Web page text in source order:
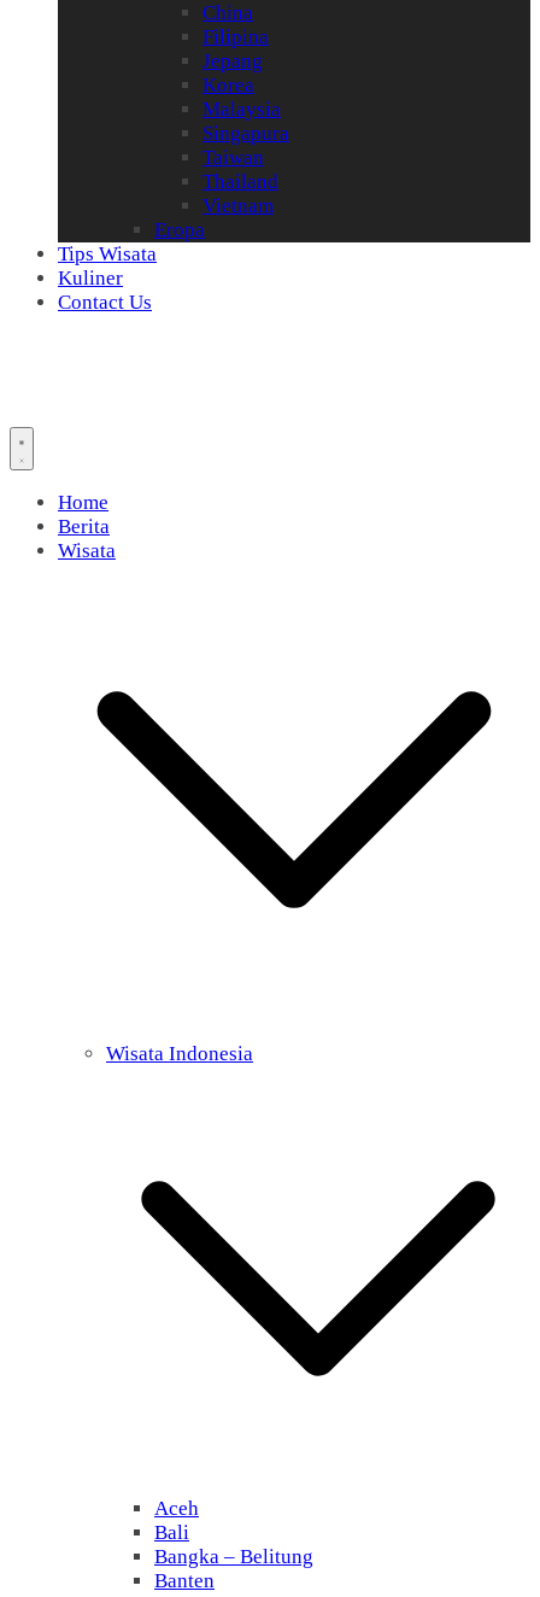
China
Filipina
Jepang
Korea
Malaysia
Singapura
Taiwan
Thailand
Vietnam
Eropa
Tips Wisata
Kuliner
Contact Us
Home
Berita
Wisata
Wisata Indonesia
Aceh
Bali
Bangka – Belitung
Banten